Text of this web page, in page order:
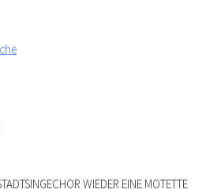
WIEDER EINE MOTETTE